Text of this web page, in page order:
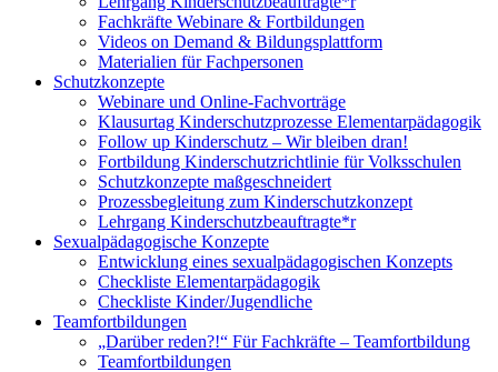
Fachkräfte Webinare & Fortbildungen
Videos on Demand & Bildungsplattform
Materialien für Fachpersonen
Schutzkonzepte
Webinare und Online-Fachvorträge
Klausurtag Kinderschutzprozesse Elementarpädagogik
Follow up Kinderschutz – Wir bleiben dran!
Fortbildung Kinderschutzrichtlinie für Volksschulen
Schutzkonzepte maßgeschneidert
Prozessbegleitung zum Kinderschutzkonzept
Lehrgang Kinderschutzbeauftragte*r
Sexualpädagogische Konzepte
Entwicklung eines sexualpädagogischen Konzepts
Checkliste Elementarpädagogik
Checkliste Kinder/Jugendliche
Teamfortbildungen
„Darüber reden?!“ Für Fachkräfte – Teamfortbildung
Teamfortbildungen